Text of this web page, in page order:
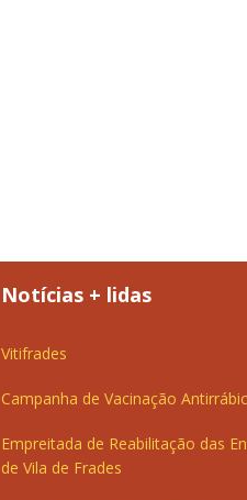
Notícias + lidas
Vitifrades
Campanha de Vacinação
Empreitada de Reabilitação das
de Vila de Frades